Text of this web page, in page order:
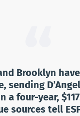
Brooklyn
sending
a four-year,
sources tell